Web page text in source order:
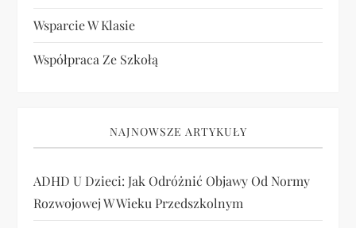
Wsparcie W Klasie
Współpraca Ze Szkołą
NAJNOWSZE ARTYKUŁY
ADHD U Dzieci: Jak Odróżnić Objawy Od Normy
Rozwojowej W Wieku Przedszkolnym